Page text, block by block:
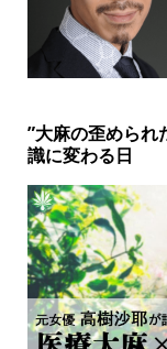
”大麻の歪められ
識に変わる日